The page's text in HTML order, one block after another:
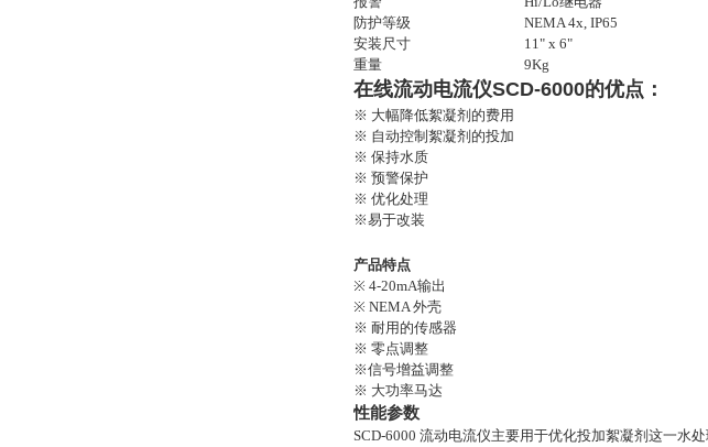
防护等级
NEMA 4x, IP65
安装尺寸
11" x 6"
重量
9Kg
在线流动电流仪SCD-6000的优点：
※ 大幅降低絮凝剂的费用
※ 自动控制絮凝剂的投加
※ 保持水质
※ 预警保护
※ 优化处理
※易于改装
产品特点
※ 4-20mA输出
※ NEMA 外壳
※ 耐用的传感器
※ 零点调整
※信号增益调整
※ 大功率马达
性能参数
SCD-6000 流动电流仪主要用于优化投加絮凝剂这一水